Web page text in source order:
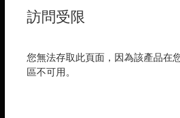
toggle view
行业
toggle view
訪問受限
您無法存取此頁面，因為該產品在
區不可用。